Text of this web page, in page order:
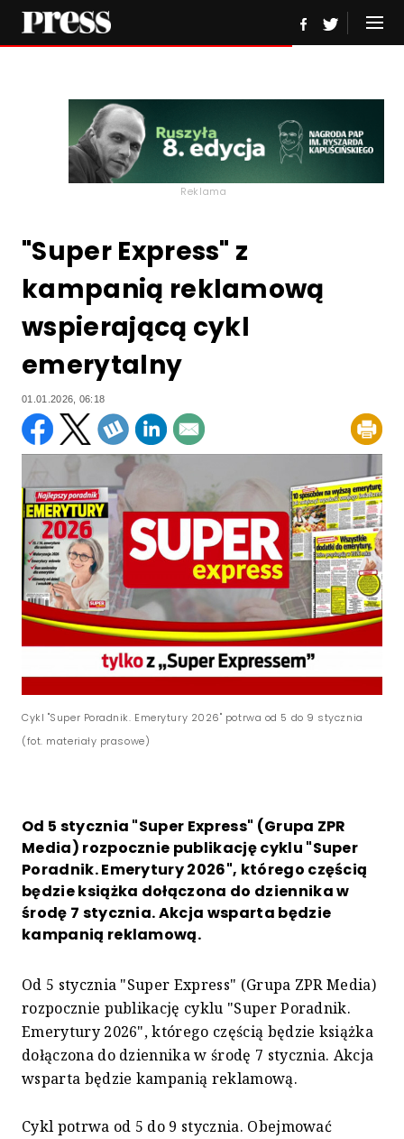
Reklama
"Super Express" z
kampanią reklamową
wspierającą cykl
emerytalny
01.01.2026, 06:18
Cykl "Super Poradnik. Emerytury 2026" potrwa od 5 do 9 stycznia
(fot. materiały prasowe)
Od 5 stycznia "Super Express" (Grupa ZPR
Media) rozpocznie publikację cyklu "Super
Poradnik. Emerytury 2026", którego częścią
będzie książka dołączona do dziennika w
środę 7 stycznia. Akcja wsparta będzie
kampanią reklamową.
Od 5 stycznia "Super Express" (Grupa ZPR Media)
rozpocznie publikację cyklu "Super Poradnik.
Emerytury 2026", którego częścią będzie książka
dołączona do dziennika w środę 7 stycznia. Akcja
wsparta będzie kampanią reklamową.
Cykl potrwa od 5 do 9 stycznia. Obejmować